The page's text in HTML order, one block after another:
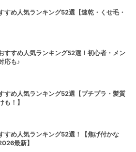
すめ人気ランキング52選【速乾・くせ毛・
すすめ人気ランキング52選！初心者・メン
応も♪
すめ人気ランキング52選【プチプラ・髪質
も！】
すめ人気ランキング52選！【焦げ付かな
最新】